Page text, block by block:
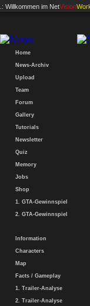
.: Willkommen im NetVision
Home
News-Archiv
Upload
Team
Forum
Gallery
Tutorials
Newsletter
Quiz
Memory
Jobs
Shop
1. GTA-Gewinnspiel
2. GTA-Gewinnspiel
Information
Characters
Map
Facts / Gameplay
1. Trailer-Analyse
2. Trailer-Analyse